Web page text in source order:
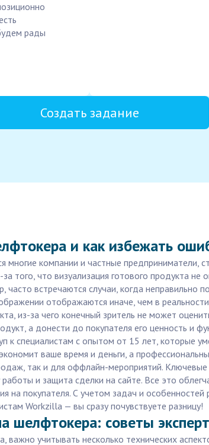
рады
Создать задание
и как избежать
компании и частные предприниматели,
того, что визуализация готового продукта
встречаются случаи, когда неправильно
отображаются иначе, чем в
из-за чего конечный зритель не может
а донести до покупателя его ценность и
к специалистам с опытом от 15 лет, которые
ваше время и деньги, а
так и для оффлайн-мероприятий.
и защита сделки на сайте. Все это
на покупателя. С учетом задач и
Workzilla — вы сразу почувствуете разницу!
шелфтокера: советы
учитывать несколько технических